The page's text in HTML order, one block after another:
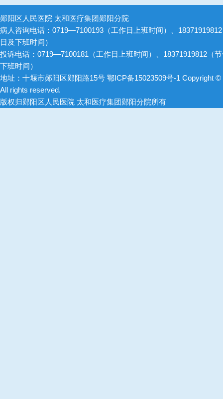
郧阳区人民医院 太和医疗集团郧阳分院
病人咨询电话：0719—7100193（工作日上班时间）、
日及下班时间）
投诉电话：0719—7100181（工作日上班时间）、18371919812（
下班时间）
地址：十堰市郧阳区郧阳路15号 鄂ICP备15023509号-1 Copyright ©
All rights reserved.
版权归郧阳区人民医院 太和医疗集团郧阳分院所有